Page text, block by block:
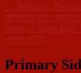
← Previous
মালিকদের হাতে মোবাইল
Next → Next post:
পেলেন জামিন
Primary